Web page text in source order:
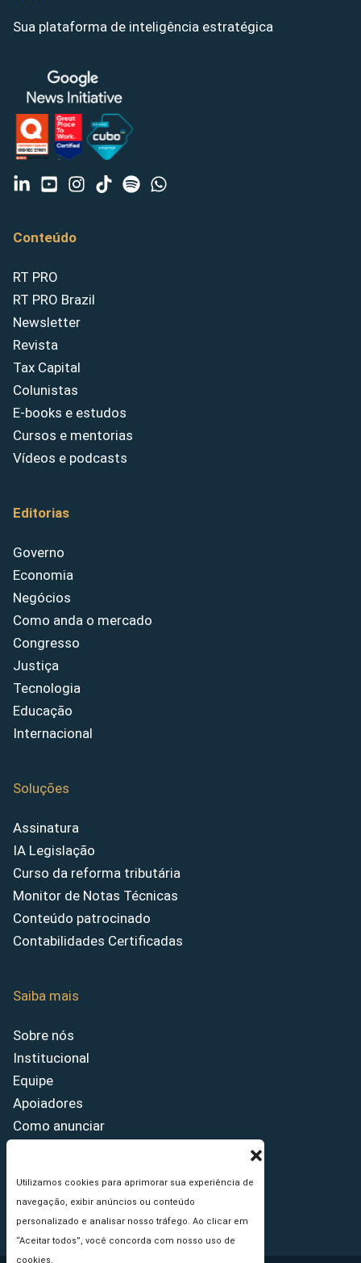
Utilizamos cookies para aprimorar sua experiência de
navegação, exibir anúncios ou conteúdo
personalizado e analisar nosso tráfego. Ao clicar em
“Aceitar todos”, você concorda com nosso uso de
cookies.
Sua plataforma de inteligência estratégica
Conteúdo
RT PRO
RT PRO Brazil
Newsletter
Revista
Tax Capital
Colunistas
E-books e estudos
Cursos e mentorias
Vídeos e podcasts
Editorias
Governo
Economia
Negócios
Como anda o mercado
Congresso
Justiça
Tecnologia
Educação
Internacional
Soluções
Assinatura
IA Legislação
Curso da reforma tributária
Monitor de Notas Técnicas
Conteúdo patrocinado
Contabilidades Certificadas
Saiba mais
Sobre nós
Institucional
Equipe
Apoiadores
Como anunciar
Princípios Editoriais